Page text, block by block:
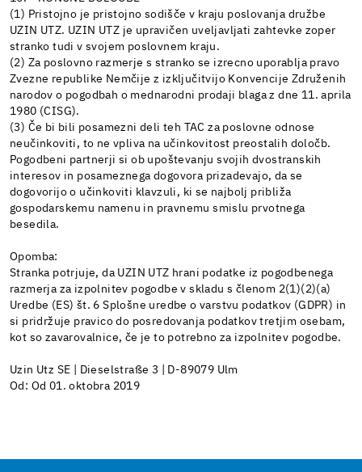
(1) Pristojno je pristojno sodišče v kraju poslovanja družbe
UZIN UTZ. UZIN UTZ je upravičen uveljavljati zahtevke zoper
stranko tudi v svojem poslovnem kraju.
(2) Za poslovno razmerje s stranko se izrecno uporablja pravo
Zvezne republike Nemčije z izključitvijo Konvencije Združenih
narodov o pogodbah o mednarodni prodaji blaga z dne 11. aprila
1980 (CISG).
(3) Če bi bili posamezni deli teh TAC za poslovne odnose
neučinkoviti, to ne vpliva na učinkovitost preostalih določb.
Pogodbeni partnerji si ob upoštevanju svojih dvostranskih
interesov in posameznega dogovora prizadevajo, da se
dogovorijo o učinkoviti klavzuli, ki se najbolj približa
gospodarskemu namenu in pravnemu smislu prvotnega
besedila.
Opomba:
Stranka potrjuje, da UZIN UTZ hrani podatke iz pogodbenega
razmerja za izpolnitev pogodbe v skladu s členom 2(1)(2)(a)
Uredbe (ES) št. 6 Splošne uredbe o varstvu podatkov (GDPR) in
si pridržuje pravico do posredovanja podatkov tretjim osebam,
kot so zavarovalnice, če je to potrebno za izpolnitev pogodbe.
Uzin Utz SE | Dieselstraße 3 | D-89079 Ulm
Od: Od 01. oktobra 2019